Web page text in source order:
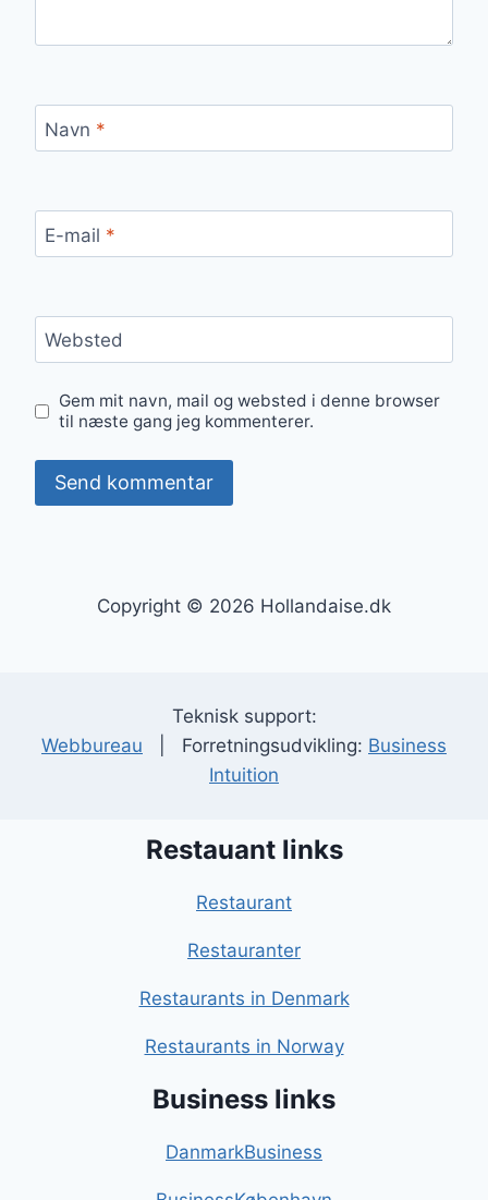
Navn *
E-mail *
Websted
Gem mit navn, mail og websted i denne browser
til næste gang jeg kommenterer.
Copyright © 2026 Hollandaise.dk
Teknisk support:
Webbureau | Forretningsudvikling: Business
Intuition
Restauant links
Restaurant
Restauranter
Restaurants in Denmark
Restaurants in Norway
Business links
DanmarkBusiness